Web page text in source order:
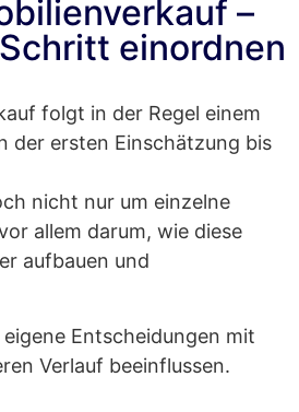
–
einordnen
folgt in der Regel einem
der ersten Einschätzung bis
nicht nur um einzelne
allem darum, wie diese
aufbauen und
Entscheidungen mit
Verlauf beeinflussen.